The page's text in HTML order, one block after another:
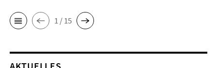
1 / 15